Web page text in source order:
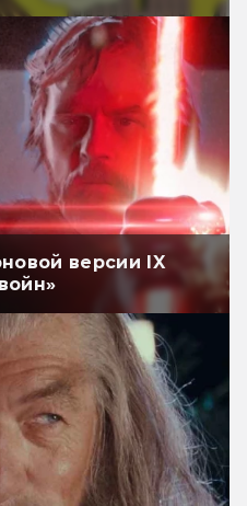
версии IX